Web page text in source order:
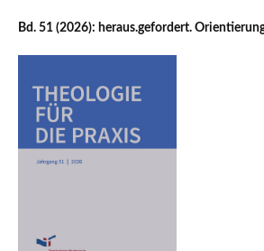
Bd. 51 (2026): heraus.gefordert.